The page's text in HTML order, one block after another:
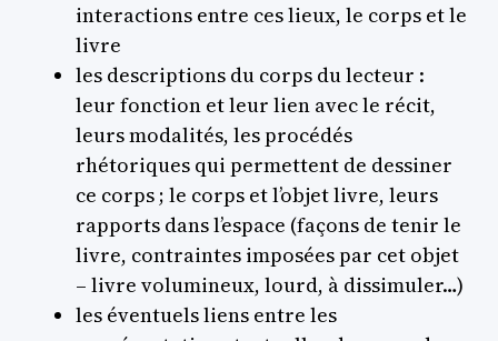
interactions entre ces lieux, le corps et le
livre
les descriptions du corps du lecteur :
leur fonction et leur lien avec le récit,
leurs modalités, les procédés
rhétoriques qui permettent de dessiner
ce corps ; le corps et l’objet livre, leurs
rapports dans l’espace (façons de tenir le
livre, contraintes imposées par cet objet
– livre volumineux, lourd, à dissimuler…)
les éventuels liens entre les